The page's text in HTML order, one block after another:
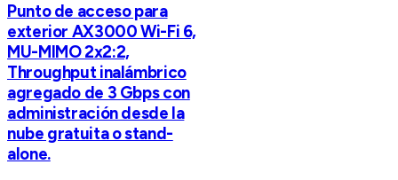
Punto de acceso para
exterior AX3000 Wi-Fi 6,
MU-MIMO 2x2:2,
Throughput inalámbrico
agregado de 3 Gbps con
administración desde la
nube gratuita o stand-
alone.